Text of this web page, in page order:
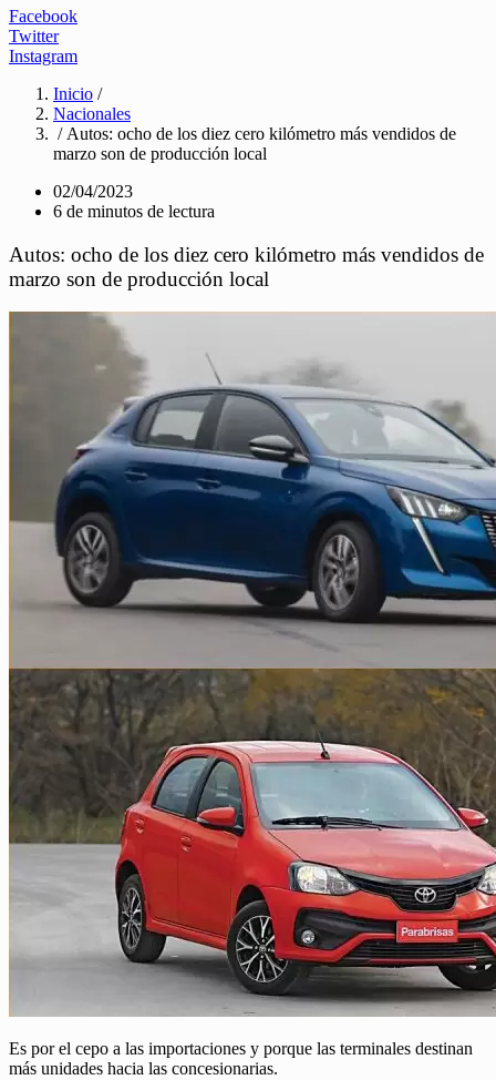
Facebook
Twitter
Instagram
Inicio /
Nacionales
/ Autos: ocho de los diez cero kilómetro más vendidos de
marzo son de producción local
02/04/2023
6 de minutos de lectura
Autos: ocho de los diez cero kilómetro más vendidos de
marzo son de producción local
Es por el cepo a las importaciones y porque las terminales destinan
más unidades hacia las concesionarias.